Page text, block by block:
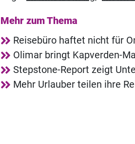
Mehr zum Thema
Reisebüro haftet nicht für
Olimar bringt Kapverden-
Stepstone-Report zeigt
Mehr Urlauber teilen ihre